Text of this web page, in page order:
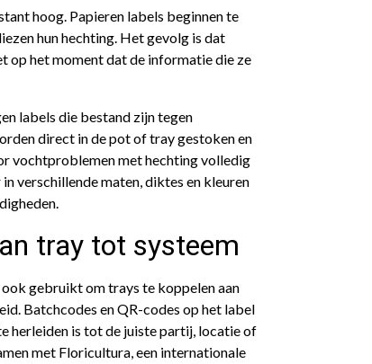
hoog. Papieren labels beginnen te
hun hechting. Het gevolg is dat
op het moment dat de informatie die ze
labels die bestand zijn tegen
direct in de pot of tray gestoken en
vochtproblemen met hechting volledig
verschillende maten, diktes en kleuren
tray tot systeem
gebruikt om trays te koppelen aan
Batchcodes en QR-codes op het label
herleiden is tot de juiste partij, locatie of
met Floricultura, een internationale